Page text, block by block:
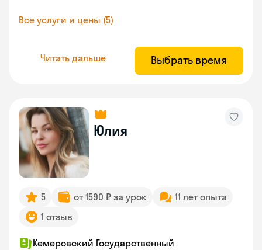
Все услуги и цены (5)
Читать дальше Выбрать время
Юлия
5 от 1590 ₽ за урок
11 лет опыта
1 отзыв
Кемеровский Государственный